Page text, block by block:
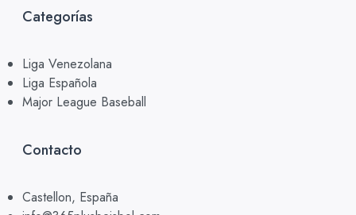
Categorías
Liga Venezolana
Liga Española
Major League Baseball
Contacto
Castellon, España